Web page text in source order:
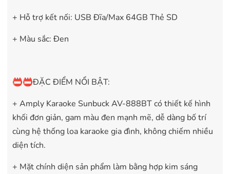
+ Hỗ trợ kết nối: USB Đĩa/Max 64GB Thẻ SD
+ Màu sắc: Đen
📛📛ĐẶC ĐIỂM NỔI BẬT:
+ Amply Karaoke Sunbuck AV-888BT có thiết kế hình
khối đơn giản, gam màu đen mạnh mẽ, dễ dàng bố trí
cùng hệ thống loa karaoke gia đình, không chiếm nhiều
diện tích.
+ Mặt chính diện sản phẩm làm bằng hợp kim sáng